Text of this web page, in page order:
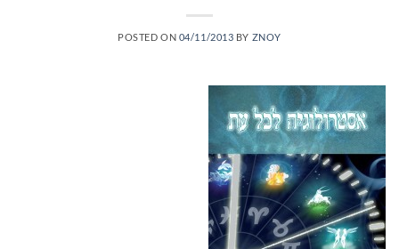
POSTED ON 04/11/2013 BY ZNOY